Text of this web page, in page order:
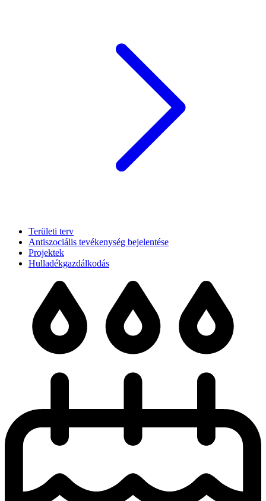
Területi terv
Antiszociális tevékenység bejelentése
Projektek
Hulladékgazdálkodás